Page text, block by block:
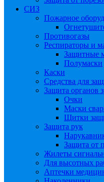
СИЗ
Пожарное
Противогазы
Респираторы и
Защитные
Полумаски
Каски
Средства для
Защита органов
Очки
Маски
Щитки
Защита рук
Защита от
Жилеты
Для высотных
Аптечки